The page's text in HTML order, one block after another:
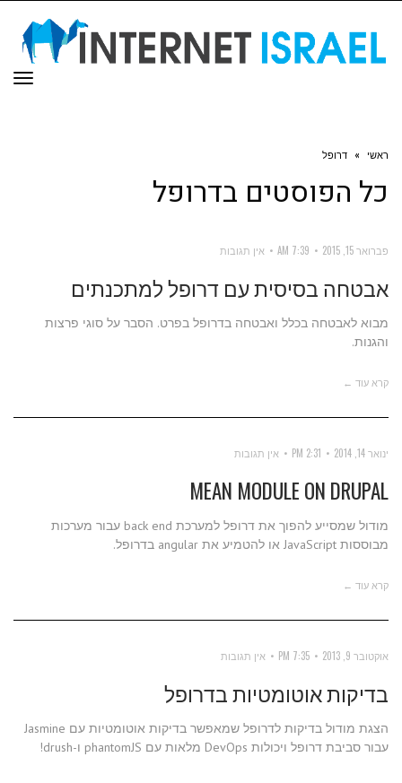
ראשי » דרופל
כל הפוסטים בדרופל
פברואר 15, 2015 7:39 AM אין תגובות
אבטחה בסיסית עם דרופל למתכנתים
מבוא לאבטחה בכלל ואבטחה בדרופל בפרט. הסבר על סוגי פרצות
והגנות.
קרא עוד ←
ינואר 14, 2014 2:31 PM אין תגובות
MEAN MODULE ON DRUPAL
מודול שמסייע להפוך את דרופל למערכת back end עבור מערכות
מבוססות JavaScript או להטמיע את angular בדרופל.
קרא עוד ←
אוקטובר 9, 2013 7:35 PM אין תגובות
בדיקות אוטומטיות בדרופל
הצגת מודול בדיקות לדרופל שמאפשר בדיקות אוטומטיות עם Jasmine
עבור סביבת דרופל ויכולות DevOps מלאות עם phantomJS ו-drush!